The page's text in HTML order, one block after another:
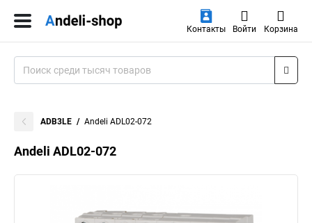
Контакты Войти Корзина
ADB3LE Andeli ADL02-072
Andeli ADL02-072